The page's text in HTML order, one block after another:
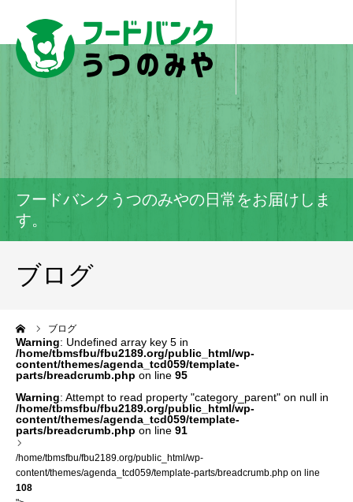
フードバンクうつのみやの日常をお届けしま
す。
ブログ
ブログ
Warning: Undefined array key 5 in
/home/tbmsfbu/fbu2189.org/public_html/wp-
content/themes/agenda_tcd059/template-
parts/breadcrumb.php on line 95
Warning: Attempt to read property "category_parent" on null in
/home/tbmsfbu/fbu2189.org/public_html/wp-
content/themes/agenda_tcd059/template-
parts/breadcrumb.php on line 91
/home/tbmsfbu/fbu2189.org/public_html/wp-
content/themes/agenda_tcd059/template-parts/breadcrumb.php on line
108